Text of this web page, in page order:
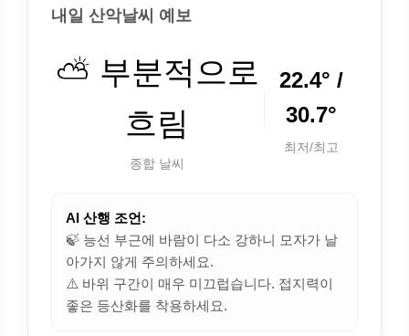
내일 산악날씨 예보
⛅ 부분적으로
흐림
종합 날씨
22.4° /
30.7°
최저/최고
AI 산행 조언:
🍃 능선 부근에 바람이 다소 강하니 모자가 날
아가지 않게 주의하세요.
⚠️ 바위 구간이 매우 미끄럽습니다. 접지력이
좋은 등산화를 착용하세요.